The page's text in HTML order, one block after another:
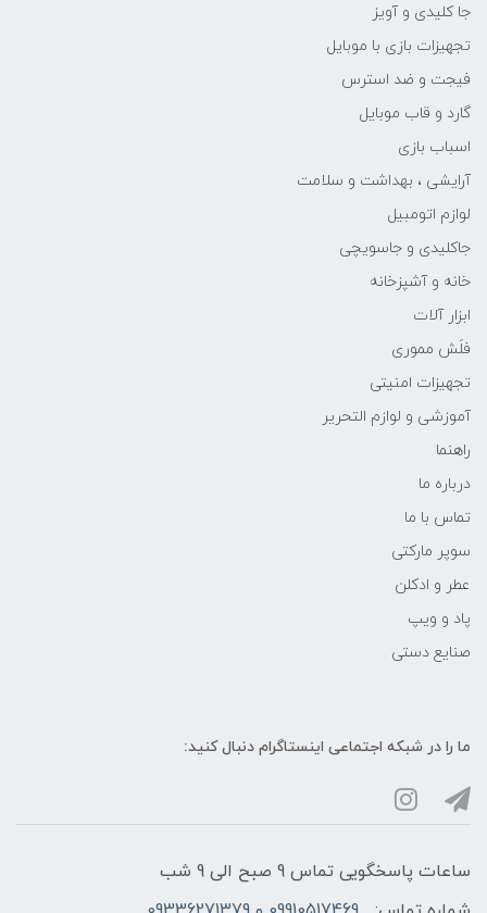
جا کلیدی و آویز
تجهیزات بازی با موبایل
فیجت و ضد استرس
گارد و قاب موبایل
اسباب بازی
آرایشی ، بهداشت و سلامت
لوازم اتومبیل
جاکلیدی و جاسویچی
خانه و آشپزخانه
ابزار آلات
فلَش مموری
تجهیزات امنیتی
آموزشی و لوازم التحریر
راهنما
درباره ما
تماس با ما
سوپر مارکتی
عطر و ادکلن
پاد و ویپ
صنایع دستی
ما را در شبکه‌ اجتماعی اینستاگرام دنبال کنید:
ساعات پاسخگویی تماس 9 صبح الی 9 شب